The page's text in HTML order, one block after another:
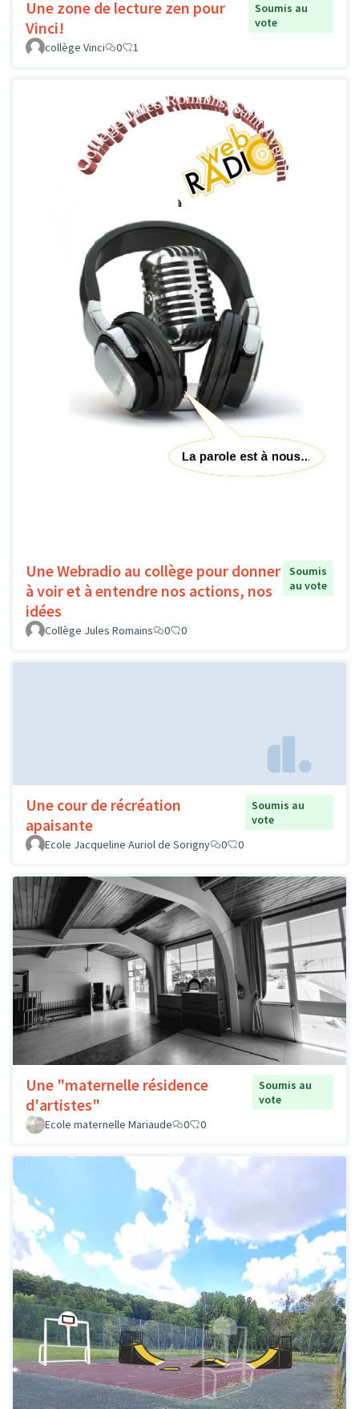
Une zone de lecture zen pour
Vinci!
Soumis au
vote
collège Vinci
0 1
Une Webradio au collège pour donner
à voir et à entendre nos actions, nos
idées
Soumis
au vote
Collège Jules Romains 0 0
Une cour de récréation
apaisante
Soumis au
vote
Ecole Jacqueline Auriol de Sorigny
0 0
Une "maternelle résidence
d'artistes"
Soumis au
vote
Ecole maternelle Mariaude
0 0